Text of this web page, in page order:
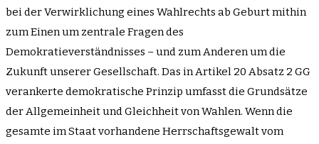
bei der Verwirklichung eines Wahlrechts ab Geburt mithin
zum Einen um zentrale Fragen des
Demokratieverständnisses – und zum Anderen um die
Zukunft unserer Gesellschaft. Das in Artikel 20 Absatz 2 GG
verankerte demokratische Prinzip umfasst die Grundsätze
der Allgemeinheit und Gleichheit von Wahlen. Wenn die
gesamte im Staat vorhandene Herrschaftsgewalt vom